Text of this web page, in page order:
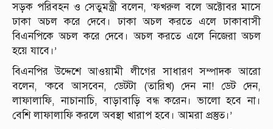
সড়ক পরিবহন ও সেতুমন্ত্রী বলেন, ‘ফখরুল বলে অক্টোবর মাসে
ঢাকা অচল করে দেবে। ঢাকা অচল করতে এলে ঢাকাবাসী
বিএনপিকে অচল করে দেবে। অচল করতে এলে নিজেরা অচল
হয়ে যাবে।’
বিএনপির উদ্দেশে আওয়ামী লীগের সাধারণ সম্পাদক আরো
বলেন, ‘কবে আসবেন, ডেটটা (তারিখ) দেন না! ডেট দেন,
লাফালাফি, নাচানাচি, বাড়াবাড়ি বন্ধ করেন। ভালো হবে না।
বেশি লাফালাফি করলে অবস্থা খারাপ হবে। আমরা প্রস্তুত।’